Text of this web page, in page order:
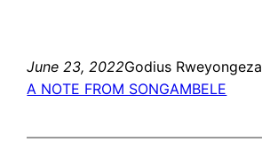
June 23, 2022Godius Rweyongeza
A NOTE FROM SONGAMBELE